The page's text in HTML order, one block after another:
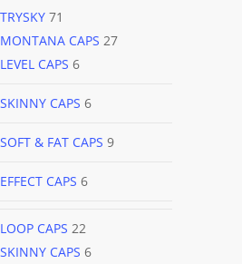
TRYSKY 71
MONTANA CAPS 27
LEVEL CAPS 6
SKINNY CAPS 6
SOFT & FAT CAPS 9
EFFECT CAPS 6
LOOP CAPS 22
SKINNY CAPS 6